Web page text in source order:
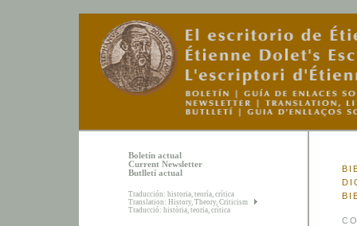
Boletín actual
Current Newsletter
Butlletí actual
Traducción: historia, teoría, crítica
Translation: History, Theory, Criticism
Traducció: història, teoria, crítica